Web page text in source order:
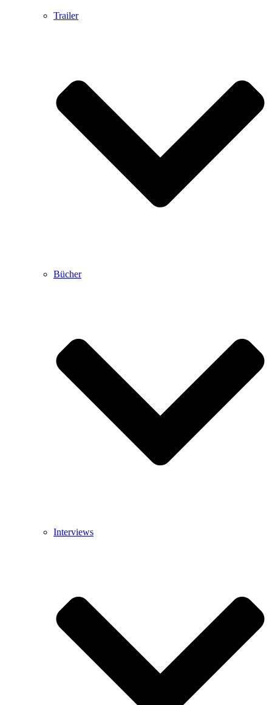
Trailer
Bücher
Interviews